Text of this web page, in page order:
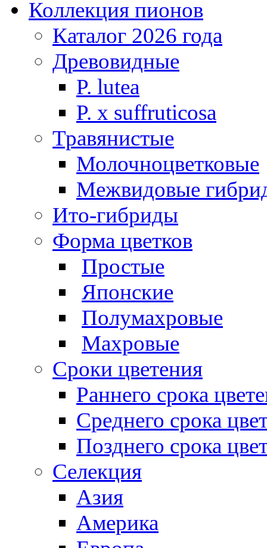
Коллекция пионов
Каталог 2026 года
Древовидные
P. lutea
P. х suffruticosa
Травянистые
Молочноцветковые
Межвидовые
Ито-гибриды
Форма цветков
Простые
Японские
Полумахровые
Махровые
Сроки цветения
Раннего срока
Среднего срока
Позднего срока
Селекция
Азия
Америка